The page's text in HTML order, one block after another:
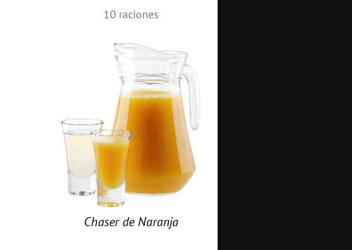
10 raciones
Chaser de Naranja